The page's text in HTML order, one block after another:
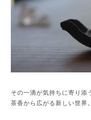
その一滴が気持ちに寄り添
茶香から広がる新しい世界。